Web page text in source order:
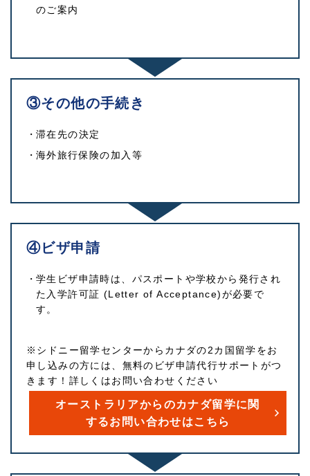
のご案内
③その他の手続き
滞在先の決定
海外旅行保険の加入等
④ビザ申請
学生ビザ申請時は、パスポートや学校から発行され
た入学許可証 (Letter of Acceptance)が必要で
す。
※シドニー留学センターからカナダの2カ国留学をお
申し込みの方には、無料のビザ申請代行サポートがつ
きます！詳しくはお問い合わせください
オーストラリアからのカナダ留学に関
するお問い合わせはこちら